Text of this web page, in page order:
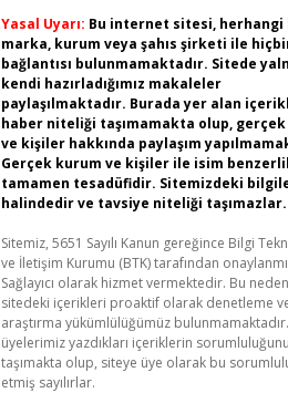
Yasal Uyarı: Bu internet sitesi, herhangi
marka, kurum veya şahıs şirketi ile
bağlantısı bulunmamaktadır. Sitede
kendi hazırladığımız makaleler
paylaşılmaktadır. Burada yer alan
haber niteliği taşımamakta olup,
ve kişiler hakkında paylaşım
Gerçek kurum ve kişiler ile isim
tamamen tesadüfidir. Sitemizdeki
halindedir ve tavsiye niteliği taşımazlar.
Sitemiz, 5651 Sayılı Kanun gereğince Bilgi
ve İletişim Kurumu (BTK) tarafından
Sağlayıcı olarak hizmet vermektedir. Bu
sitedeki içerikleri proaktif olarak denetleme
araştırma yükümlülüğümüz
üyelerimiz yazdıkları içeriklerin sorumluluğunu
taşımakta olup, siteye üye olarak bu
etmiş sayılırlar.